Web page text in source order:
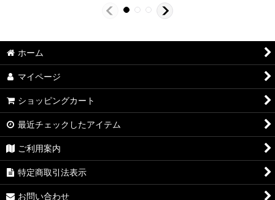
ホーム
マイページ
ショッピングカート
最近チェックしたアイテム
ご利用案内
特定商取引法表示
お問い合わせ